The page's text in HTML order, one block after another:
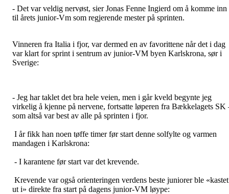
- Det var veldig nervøst, sier Jonas Fenne Ingierd om å komme inn
til årets junior-Vm som regjerende mester på sprinten.
Vinneren fra Italia i fjor, var dermed en av favorittene når det i dag
var klart for sprint i sentrum av junior-VM byen Karlskrona, sør i
Sverige:
- Jeg har taklet det bra hele veien, men i går kveld begynte jeg
virkelig å kjenne på nervene, fortsatte løperen fra Bækkelagets SK
som altså var best av alle på sprinten i fjor.
I år fikk han noen tøffe timer før start denne solfylte og varmen
mandagen i Karlskrona:
- I karantene før start var det krevende.
Krevende var også orienteringen verdens beste juniorer ble «kastet
ut i» direkte fra start på dagens junior-VM løype: